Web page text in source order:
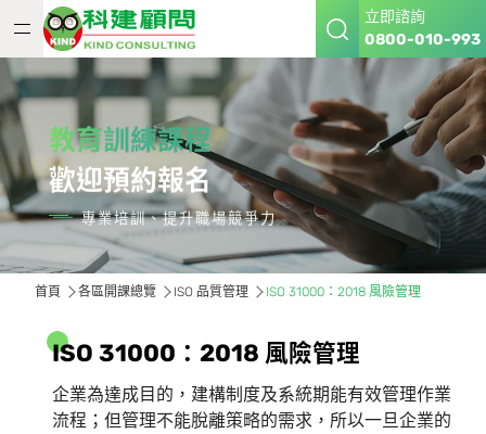
立即諮詢
0800-010-993
教育訓練課程
歡迎預約報名
專業培訓、提升職場競爭力
首頁 各區開課總覽 ISO 品質管理 ISO 31000：2018 風險管理
ISO 31000 ： 2018 風險管理
企業為達成目的，建構制度及系統期能有效管理作業
流程；但管理不能脫離策略的需求，所以一旦企業的